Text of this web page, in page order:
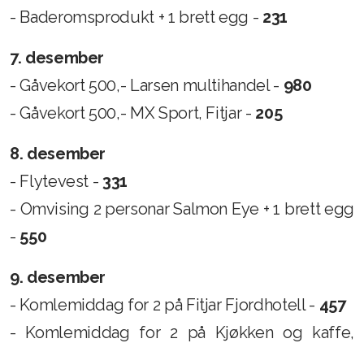
- Baderomsprodukt + 1 brett egg - 231
7. desember
- Gåvekort 500,- Larsen multihandel - 980
- Gåvekort 500,- MX Sport, Fitjar - 205
8. desember
- Flytevest - 331
- Omvising 2 personar Salmon Eye + 1 brett egg
- 550
9. desember
- Komlemiddag for 2 på Fitjar Fjordhotell - 457
- Komlemiddag for 2 på Kjøkken og kaffe,